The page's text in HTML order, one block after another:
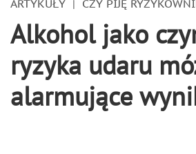
ARTYKUŁY CZY PIJĘ
Alkohol jako
ryzyka udaru
alarmujące